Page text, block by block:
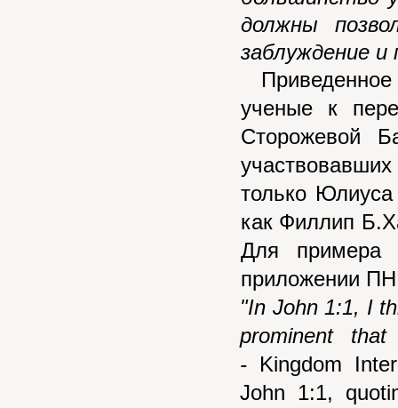
должны
заблуждение и
Приведенное
ученые к
Сторожевой
только
как Филлип
Для примера
приложении
"In John 1:1, I
prominent
- Kingdom
John 1:1,